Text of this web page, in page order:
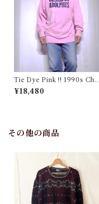
Tie Dye Pink !! 1990s Cha
mpion Reverse Weave USA
/ チャンピオン リバースウィ
¥18,480
その他の商品